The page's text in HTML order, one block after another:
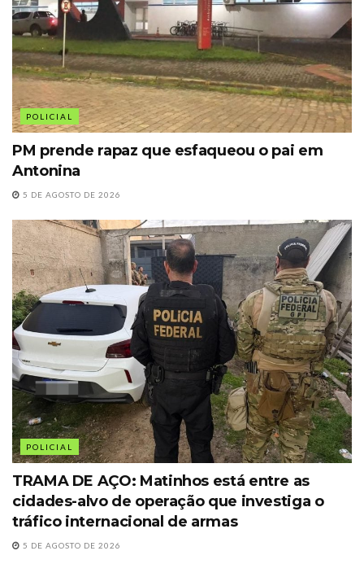
POLICIAL
PM prende rapaz que esfaqueou o pai em
Antonina
5 DE AGOSTO DE 2026
POLICIAL
TRAMA DE AÇO: Matinhos está entre as
cidades-alvo de operação que investiga o
tráfico internacional de armas
5 DE AGOSTO DE 2026